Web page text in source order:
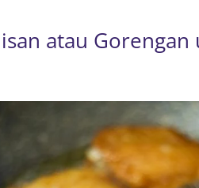
atau